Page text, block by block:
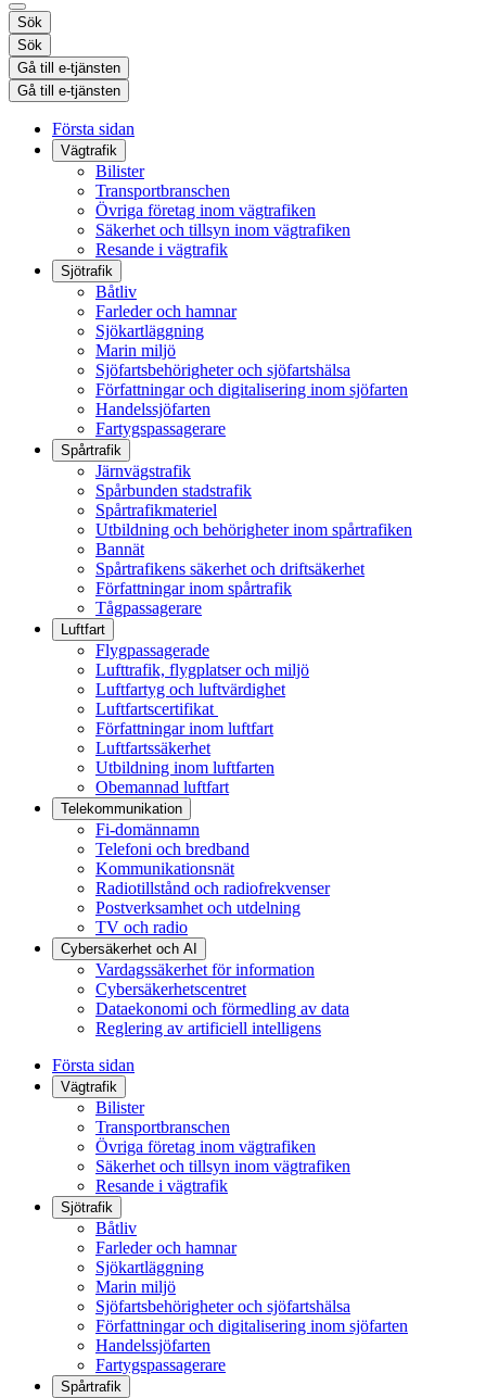
Sök
Sök
Gå till e-tjänsten
Gå till e-tjänsten
Första sidan
Vägtrafik
Bilister
Transportbranschen
Övriga företag inom vägtrafiken
Säkerhet och tillsyn inom vägtrafiken
Resande i vägtrafik
Sjötrafik
Båtliv
Farleder och hamnar
Sjökartläggning
Marin miljö
Sjöfartsbehörigheter och sjöfartshälsa
Författningar och digitalisering inom sjöfarten
Handelssjöfarten
Fartygspassagerare
Spårtrafik
Järnvägstrafik
Spårbunden stadstrafik
Spårtrafikmateriel
Utbildning och behörigheter inom spårtrafiken
Bannät
Spårtrafikens säkerhet och driftsäkerhet
Författningar inom spårtrafik
Tågpassagerare
Luftfart
Flygpassagerade
Lufttrafik, flygplatser och miljö
Luftfartyg och luftvärdighet
Luftfartscertifikat
Författningar inom luftfart
Luftfartssäkerhet
Utbildning inom luftfarten
Obemannad luftfart
Telekommunikation
Fi-domännamn
Telefoni och bredband
Kommunikationsnät
Radiotillstånd och radiofrekvenser
Postverksamhet och utdelning
TV och radio
Cybersäkerhet och AI
Vardagssäkerhet för information
Cybersäkerhetscentret
Dataekonomi och förmedling av data
Reglering av artificiell intelligens
Första sidan
Vägtrafik
Bilister
Transportbranschen
Övriga företag inom vägtrafiken
Säkerhet och tillsyn inom vägtrafiken
Resande i vägtrafik
Sjötrafik
Båtliv
Farleder och hamnar
Sjökartläggning
Marin miljö
Sjöfartsbehörigheter och sjöfartshälsa
Författningar och digitalisering inom sjöfarten
Handelssjöfarten
Fartygspassagerare
Spårtrafik